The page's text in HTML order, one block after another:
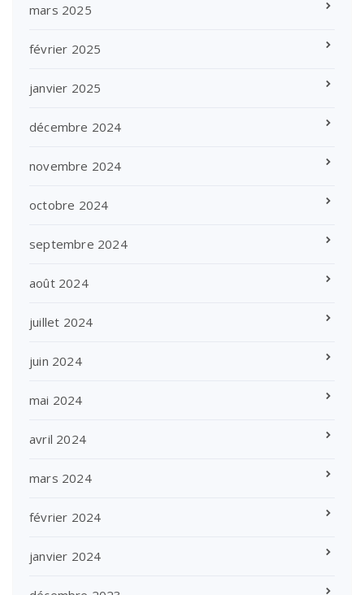
mars 2025
février 2025
janvier 2025
décembre 2024
novembre 2024
octobre 2024
septembre 2024
août 2024
juillet 2024
juin 2024
mai 2024
avril 2024
mars 2024
février 2024
janvier 2024